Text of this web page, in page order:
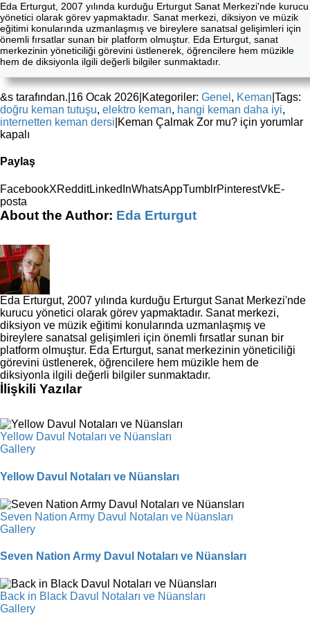
Eda Erturgut, 2007 yılında kurduğu Erturgut Sanat Merkezi'nde kurucu
yönetici olarak görev yapmaktadır. Sanat merkezi, diksiyon ve müzik
eğitimi konularında uzmanlaşmış ve bireylere sanatsal gelişimleri için
önemli fırsatlar sunan bir platform olmuştur. Eda Erturgut, sanat
merkezinin yöneticiliği görevini üstlenerek, öğrencilere hem müzikle
hem de diksiyonla ilgili değerli bilgiler sunmaktadır.
&s tarafından. 16 Ocak 2026 Kategoriler: Genel , Keman Tags:
doğru keman tutuşu, elektro keman, hangi keman daha iyi,
internetten keman dersi Keman Çalmak Zor mu? için yorumlar
kapalı
Paylaş
FacebookXRedditLinkedInWhatsAppTumblrPinterestVkE-
posta
About the Author: Eda Erturgut
Eda Erturgut, 2007 yılında kurduğu Erturgut Sanat Merkezi'nde
kurucu yönetici olarak görev yapmaktadır. Sanat merkezi,
diksiyon ve müzik eğitimi konularında uzmanlaşmış ve
bireylere sanatsal gelişimleri için önemli fırsatlar sunan bir
platform olmuştur. Eda Erturgut, sanat merkezinin yöneticiliği
görevini üstlenerek, öğrencilere hem müzikle hem de
diksiyonla ilgili değerli bilgiler sunmaktadır.
İlişkili Yazılar
Yellow Davul Notaları ve Nüansları
Gallery
Yellow Davul Notaları ve Nüansları
Seven Nation Army Davul Notaları ve Nüansları
Gallery
Seven Nation Army Davul Notaları ve Nüansları
Back in Black Davul Notaları ve Nüansları
Gallery